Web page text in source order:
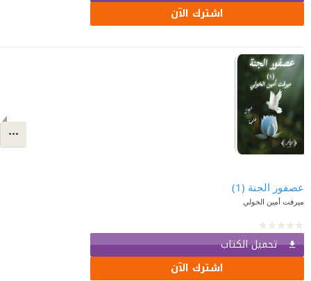
اشترك الآن
عصفور الجنة (1)
ميرفت أمين الخولي
تحميل الكتاب
اشترك الآن